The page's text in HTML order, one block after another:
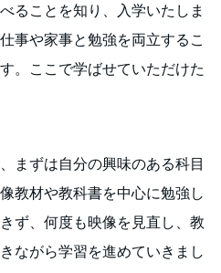
ることを知り、入学いたしま
事や家事と勉強を両立するこ
。ここで学ばせていただけた
まずは自分の興味のある科目
教材や教科書を中心に勉強し
ず、何度も映像を見直し、教
ながら学習を進めていきまし